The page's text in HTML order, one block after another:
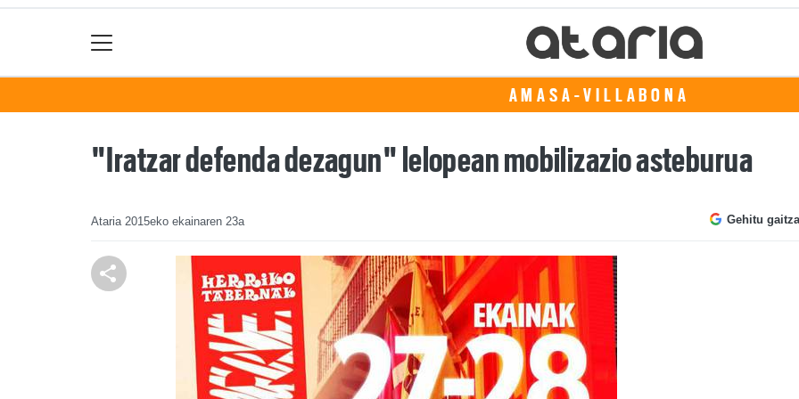
AMASA-VILLABONA
"Iratzar defenda dezagun" lelopean mobilizazio asteburua
Ataria 2015eko ekainaren 23a Gehitu